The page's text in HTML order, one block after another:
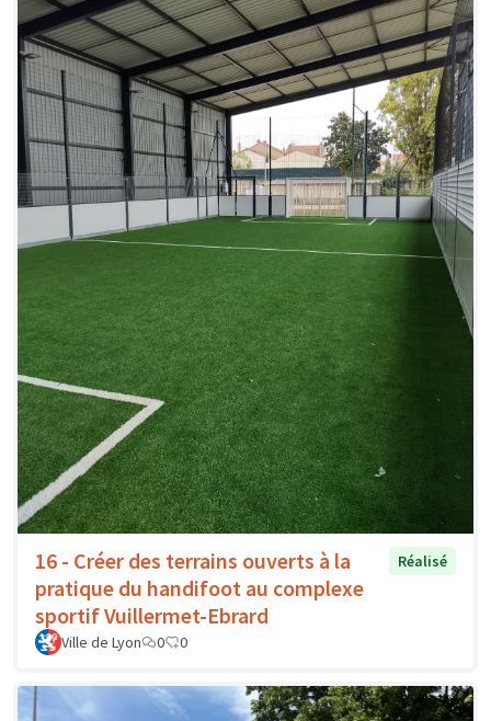
16 - Créer des terrains ouverts à la
pratique du handifoot au complexe
sportif Vuillermet-Ebrard
Réalisé
Ville de Lyon 0 0